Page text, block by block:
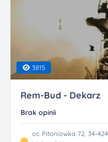
3815
Rem-Bud - Dekarz
Brak opinii
os. Pitoniowka 72, 34-